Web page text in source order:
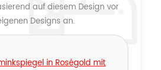
auf diesem Design vor
Designs an.
in Roségold mit